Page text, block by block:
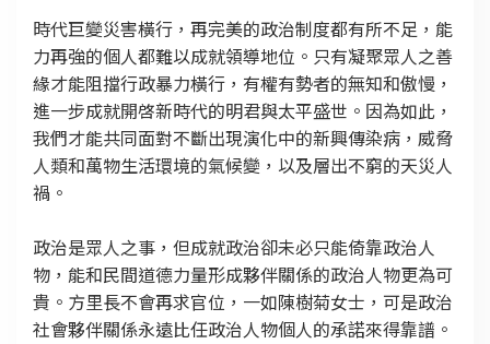
時代巨變災害橫行，再完美的政治制度都有所不足，能
力再強的個人都難以成就領導地位。只有凝聚眾人之善
緣才能阻擋行政暴力橫行，有權有勢者的無知和傲慢，
進一步成就開啓新時代的明君與太平盛世。因為如此，
我們才能共同面對不斷出現演化中的新興傳染病，威脅
人類和萬物生活環境的氣候變，以及層出不窮的天災人
禍。
政治是眾人之事，但成就政治卻未必只能倚靠政治人
物，能和民間道德力量形成夥伴關係的政治人物更為可
貴。方里長不會再求官位，一如陳樹菊女士，可是政治
社會夥伴關係永遠比任政治人物個人的承諾來得靠譜。